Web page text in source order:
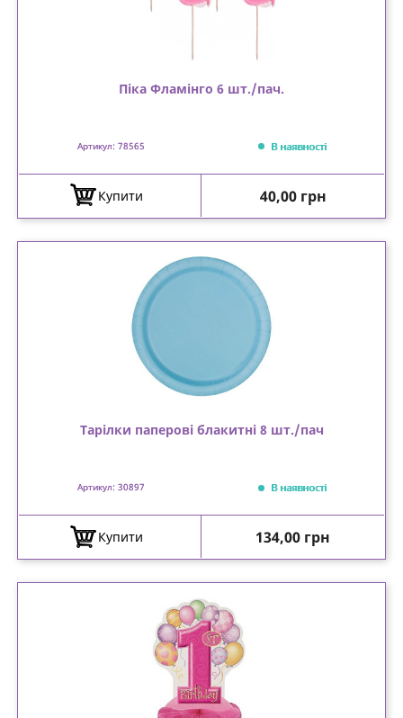
Піка Фламінго 6 шт./пач.
Артикул: 78565 В наявності
Купити Ціна
40,00 грн
Тарілки паперові блакитні 8 шт./пач
Артикул: 30897 В наявності
Купити Ціна
134,00 грн